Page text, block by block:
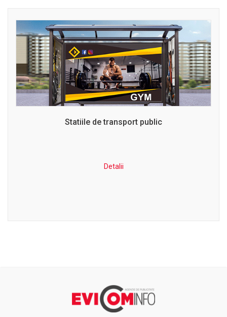
Statiile de transport public
Detalii